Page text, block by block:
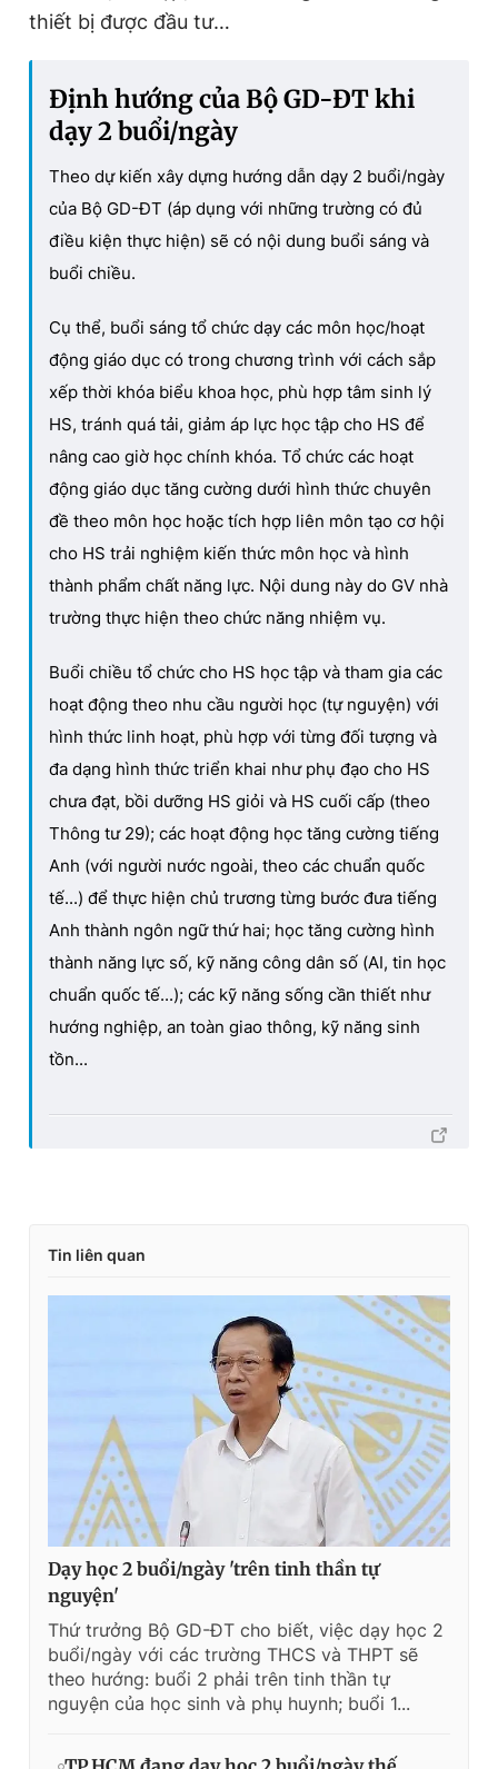
thiết bị được đầu tư…
Định hướng của Bộ GD-ĐT khi
dạy 2 buổi/ngày
Theo dự kiến xây dựng hướng dẫn dạy 2 buổi/ngày
của Bộ GD-ĐT (áp dụng với những trường có đủ
điều kiện thực hiện) sẽ có nội dung buổi sáng và
buổi chiều.
Cụ thể, buổi sáng tổ chức dạy các môn học/hoạt
động giáo dục có trong chương trình với cách sắp
xếp thời khóa biểu khoa học, phù hợp tâm sinh lý
HS, tránh quá tải, giảm áp lực học tập cho HS để
nâng cao giờ học chính khóa. Tổ chức các hoạt
động giáo dục tăng cường dưới hình thức chuyên
đề theo môn học hoặc tích hợp liên môn tạo cơ hội
cho HS trải nghiệm kiến thức môn học và hình
thành phẩm chất năng lực. Nội dung này do GV nhà
trường thực hiện theo chức năng nhiệm vụ.
Buổi chiều tổ chức cho HS học tập và tham gia các
hoạt động theo nhu cầu người học (tự nguyện) với
hình thức linh hoạt, phù hợp với từng đối tượng và
đa dạng hình thức triển khai như phụ đạo cho HS
chưa đạt, bồi dưỡng HS giỏi và HS cuối cấp (theo
Thông tư 29); các hoạt động học tăng cường tiếng
Anh (với người nước ngoài, theo các chuẩn quốc
tế...) để thực hiện chủ trương từng bước đưa tiếng
Anh thành ngôn ngữ thứ hai; học tăng cường hình
thành năng lực số, kỹ năng công dân số (AI, tin học
chuẩn quốc tế...); các kỹ năng sống cần thiết như
hướng nghiệp, an toàn giao thông, kỹ năng sinh
tồn...
Tin liên quan
Dạy học 2 buổi/ngày 'trên tinh thần tự
nguyện'
Thứ trưởng Bộ GD-ĐT cho biết, việc dạy học 2
buổi/ngày với các trường THCS và THPT sẽ
theo hướng: buổi 2 phải trên tinh thần tự
nguyện của học sinh và phụ huynh; buổi 1...